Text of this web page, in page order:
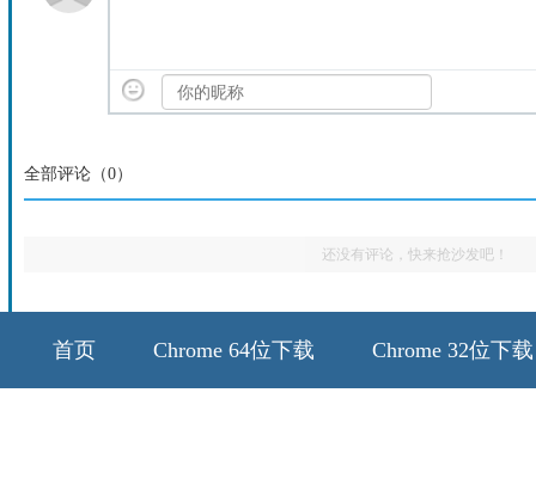
全部评论（0）
还没有评论，快来抢沙发吧！
首页 Chrome 64位下载 Chrome 32位下载